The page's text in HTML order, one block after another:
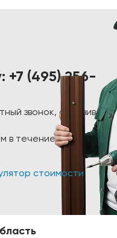
+7 (495) 256-
звонок, оставив
в течение 1-2 минут!
стоимости